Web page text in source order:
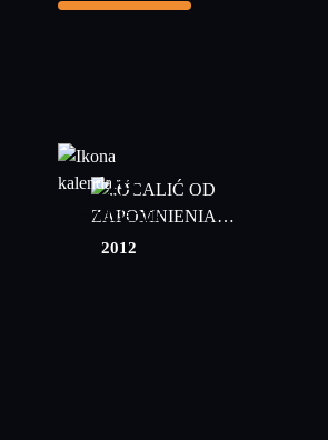
29
październik
2012